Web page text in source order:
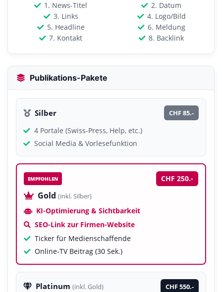
1. News-Titel
2. Datum
3. Links
4. Logo/Bild
5. Headline
6. Meldung
7. Kontakt
8. Backlink
Publikations-Pakete
Silber CHF 85.-
4 Portale (Swiss-Press, Help, etc.)
Social Media & Vorlesefunktion
EMPFOHLEN CHF 250.-
Gold (inkl. Silber)
KI-Optimierung & Sichtbarkeit
SEO-Link zur Firmen-Website
Ticker für Medienschaffende
Online-TV Beitrag (30 Sek.)
Platinum (inkl. Gold) CHF 550.-